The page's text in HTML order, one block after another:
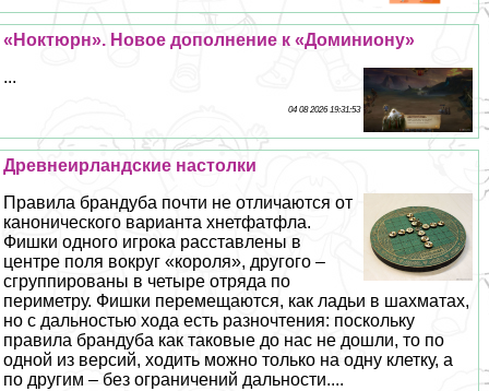
«Ноктюрн». Новое дополнение к «Доминиону»
...
04 08 2026 19:31:53
Древнеирландские настолки
Правила брандуба почти не отличаются от
канонического варианта хнетфатфла.
Фишки одного игрока расставлены в
центре поля вокруг «короля», другого –
сгруппированы в четыре отряда по
периметру. Фишки перемещаются, как ладьи в шахматах,
но с дальностью хода есть разночтения: поскольку
правила брандуба как таковые до нас не дошли, то по
одной из версий, ходить можно только на одну клетку, а
по другим – без ограничений дальности....